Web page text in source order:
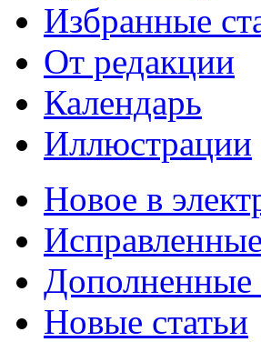
Избранные
От редакции
Календарь
Иллюстрации
Новое в
Дополненные
Новые статьи